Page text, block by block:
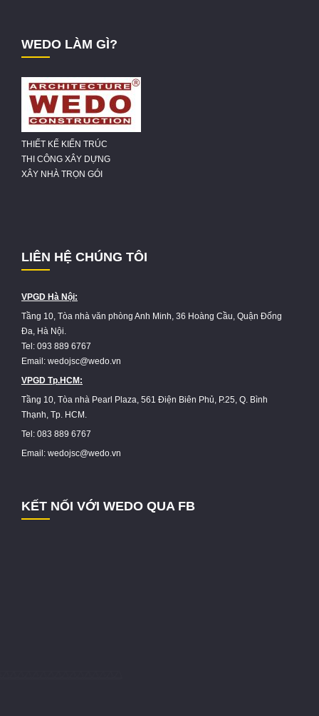
WEDO LÀM GÌ?
THIẾT KẾ KIẾN TRÚC
THI CÔNG XÂY DỰNG
XÂY NHÀ TRỌN GÓI
LIÊN HỆ CHÚNG TÔI
VPGD Hà Nội:
Tầng 10, Tòa nhà văn phòng Anh Minh, 36 Hoàng Cầu, Quận Đống
Đa, Hà Nội.
Tel: 093 889 6767
Email: wedojsc@wedo.vn
VPGD Tp.HCM:
Tầng 10, Tòa nhà Pearl Plaza, 561 Điện Biên Phủ, P.25, Q. Bình
Thạnh, Tp. HCM.
Tel: 083 889 6767
Email: wedojsc@wedo.vn
KẾT NỐI VỚI WEDO QUA FB